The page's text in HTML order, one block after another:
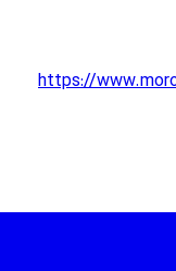
https://